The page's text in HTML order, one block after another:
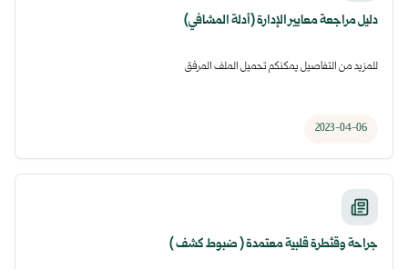
دليل مراجعة معايير الإدارة (أدلة المشافي)
للمزيد من التفاصيل يمكنكم تحميل الملف المرفق
2023-04-06
جراحة وقثطرة قلبية معتمدة ( ضبوط كشف )